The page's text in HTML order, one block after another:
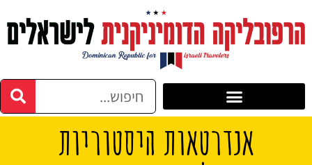
אנדרטאות היסטוריות